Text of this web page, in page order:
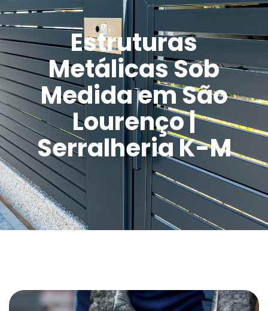
Estruturas
Metálicas Sob
Medida em São
Lourenço |
Serralheria K-M